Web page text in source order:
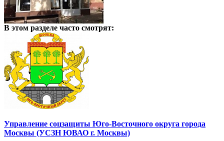
В этом разделе часто смотрят:
Управление соцзащиты Юго-Восточного округа города
Москвы (УСЗН ЮВАО г. Москвы)